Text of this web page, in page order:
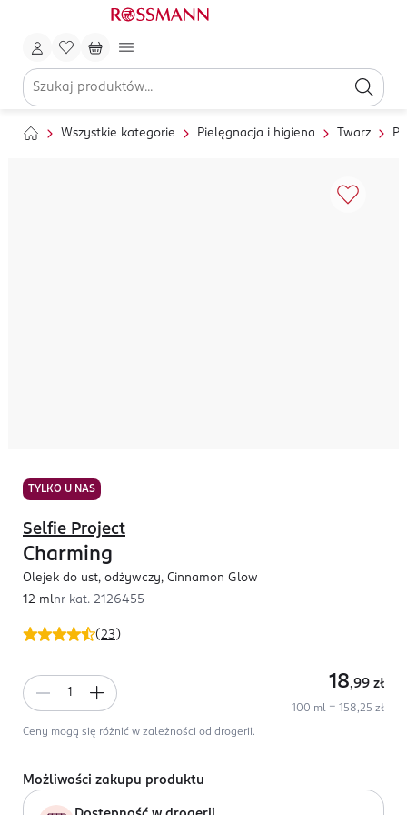
Wszystkie kategorie Pielęgnacja i higiena Twarz
TYLKO U NAS
(23 )
Selfie Project
Charming
Olejek do ust, odżywczy, Cinnamon Glow
12 mlnr kat. 2126455
18,99 zł
100 ml = 158,25 zł
Ceny mogą się różnić w zależności od drogerii.
Możliwości zakupu produktu